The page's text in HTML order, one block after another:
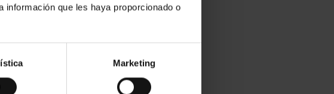
información que les haya proporcionado o
Marketing